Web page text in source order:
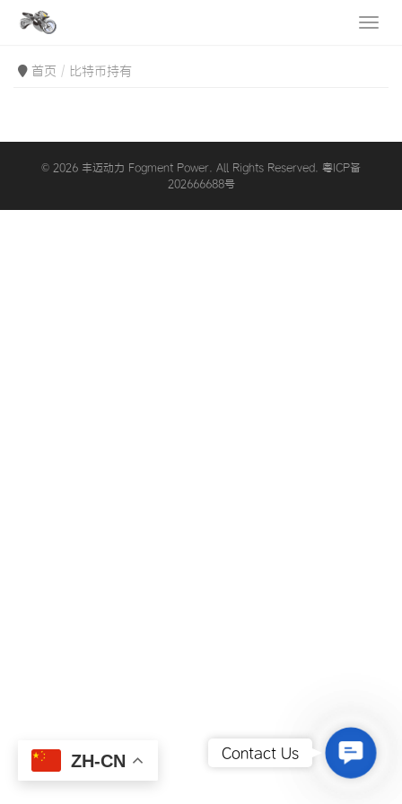
首页 比特币持有
© 2026 丰迈动力 Fogment Power. All Rights Reserved. 粤ICP备
202666688号
ZH-CN
Contact
Contact Us